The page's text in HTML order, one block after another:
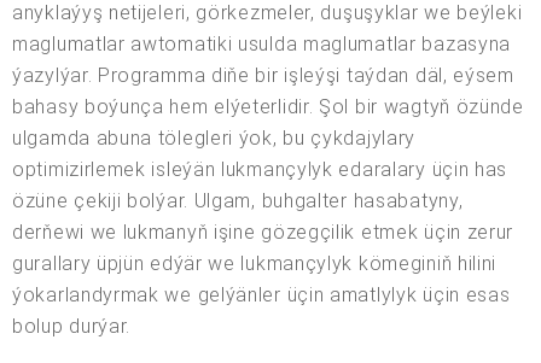
anyklaýyş netijeleri, görkezmeler, duşuşyklar we beýleki
maglumatlar awtomatiki usulda maglumatlar bazasyna
ýazylýar. Programma diňe bir işleýşi taýdan däl, eýsem
bahasy boýunça hem elýeterlidir. Şol bir wagtyň özünde
ulgamda abuna tölegleri ýok, bu çykdajylary
optimizirlemek isleýän lukmançylyk edaralary üçin has
özüne çekiji bolýar. Ulgam, buhgalter hasabatyny,
derňewi we lukmanyň işine gözegçilik etmek üçin zerur
gurallary üpjün edýär we lukmançylyk kömeginiň hilini
ýokarlandyrmak we gelýänler üçin amatlylyk üçin esas
bolup durýar.